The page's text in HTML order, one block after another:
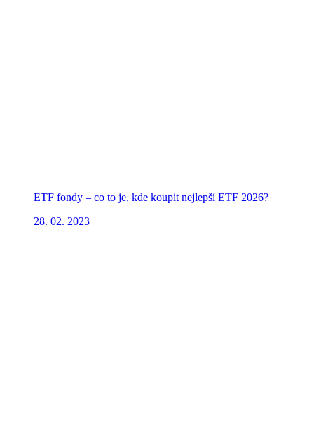
ETF fondy – co to je, kde koupit nejlepší ETF 2026?
28. 02. 2023